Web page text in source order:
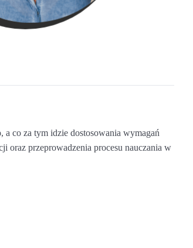
co za tym idzie dostosowania wymagań
oraz przeprowadzenia procesu nauczania w